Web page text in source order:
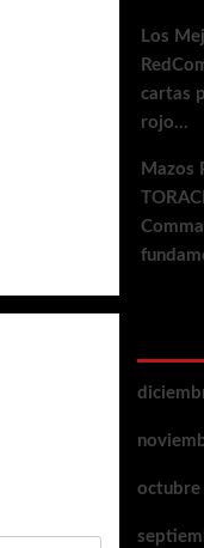
Los
cartas
rojo…
Mazos
octubre